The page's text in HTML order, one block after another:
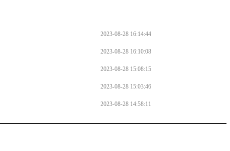
2023-08-28 16:14:44
2023-08-28 16:10:08
2023-08-28 15:08:15
2023-08-28 15:03:46
2023-08-28 14:58:11